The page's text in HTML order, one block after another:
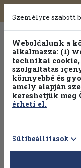
Toggle
Vissza az előző
Személyre szabott
Weboldalunk a
alkalmazza: (1)
technikai
szolgáltatás
könnyebbé és
amely alapján
kereshetjük meg
érheti el.
Sütibeállítások